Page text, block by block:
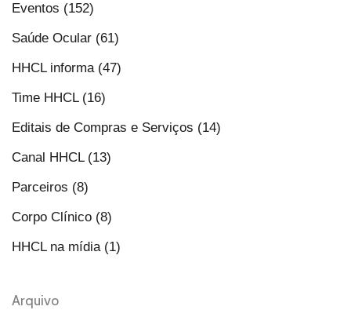
Eventos (152)
Saúde Ocular (61)
HHCL informa (47)
Time HHCL (16)
Editais de Compras e Serviços (14)
Canal HHCL (13)
Parceiros (8)
Corpo Clínico (8)
HHCL na mídia (1)
Arquivo